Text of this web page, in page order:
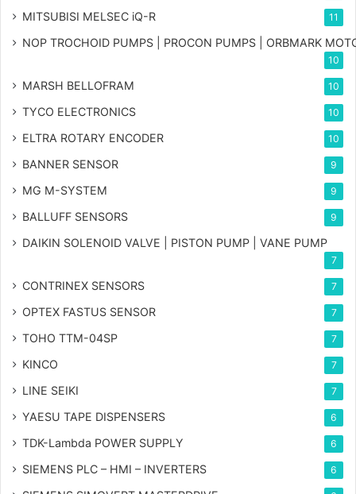
MITSUBISI MELSEC iQ-R 11
NOP TROCHOID PUMPS | PROCON PUMPS | ORBMARK
10
MARSH BELLOFRAM 10
TYCO ELECTRONICS 10
ELTRA ROTARY ENCODER 10
BANNER SENSOR 9
MG M-SYSTEM 9
BALLUFF SENSORS 9
DAIKIN SOLENOID VALVE | PISTON PUMP | VANE PUMP
7
CONTRINEX SENSORS 7
OPTEX FASTUS SENSOR 7
TOHO TTM-04SP 7
KINCO 7
LINE SEIKI 7
YAESU TAPE DISPENSERS 6
TDK-Lambda POWER SUPPLY 6
SIEMENS PLC – HMI – INVERTERS 6